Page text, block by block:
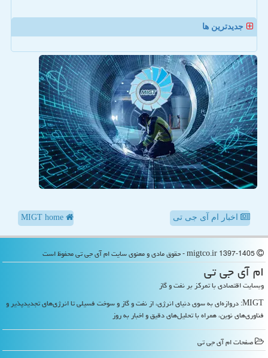
جدیدترین ها
اخبار ام آی جی تی
ام آی جی تی
وبسایت اقتصادی با تمرکز بر نفت و گاز
MIGT: دروازه‌ای به سوی دنیای انرژی، از نفت و گاز و سوخت فسیلی تا انرژی‌های تجدیدپذیر و
فناوری‌های نوین، همراه با تحلیل‌های دقیق و اخبار به روز
صفحات ام آی جی تی